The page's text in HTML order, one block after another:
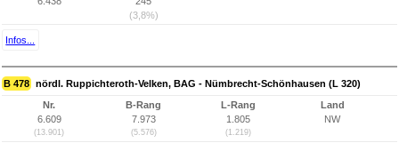
(3,8%)
Infos...
B 478 nördl. Ruppichteroth-Velken, BAG - Nümbrecht-Schönhausen (L 320)
Nr.
6.609
(13.901)
B-Rang
7.973
(5.576)
L-Rang
1.805
(1.219)
Land
NW